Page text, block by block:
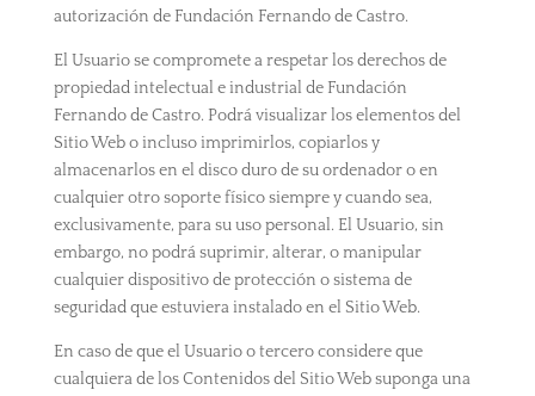
autorización de Fundación Fernando de Castro.
El Usuario se compromete a respetar los derechos de
propiedad intelectual e industrial de Fundación
Fernando de Castro. Podrá visualizar los elementos del
Sitio Web o incluso imprimirlos, copiarlos y
almacenarlos en el disco duro de su ordenador o en
cualquier otro soporte físico siempre y cuando sea,
exclusivamente, para su uso personal. El Usuario, sin
embargo, no podrá suprimir, alterar, o manipular
cualquier dispositivo de protección o sistema de
seguridad que estuviera instalado en el Sitio Web.
En caso de que el Usuario o tercero considere que
cualquiera de los Contenidos del Sitio Web suponga una